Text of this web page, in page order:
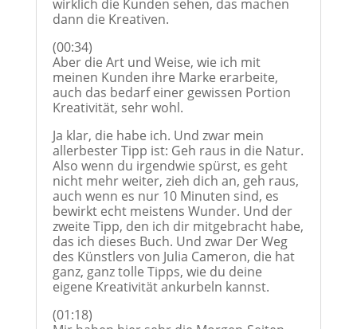
wirklich die Kunden sehen, das machen
dann die Kreativen.
(00:34)
Aber die Art und Weise, wie ich mit
meinen Kunden ihre Marke erarbeite,
auch das bedarf einer gewissen Portion
Kreativität, sehr wohl.
Ja klar, die habe ich. Und zwar mein
allerbester Tipp ist: Geh raus in die Natur.
Also wenn du irgendwie spürst, es geht
nicht mehr weiter, zieh dich an, geh raus,
auch wenn es nur 10 Minuten sind, es
bewirkt echt meistens Wunder. Und der
zweite Tipp, den ich dir mitgebracht habe,
das ich dieses Buch. Und zwar Der Weg
des Künstlers von Julia Cameron, die hat
ganz, ganz tolle Tipps, wie du deine
eigene Kreativität ankurbeln kannst.
(01:18)